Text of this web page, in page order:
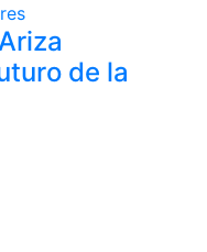
de la